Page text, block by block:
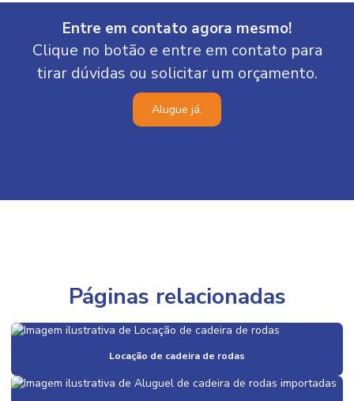
Entre em contato agora mesmo!
Clique no botão e entre em contato para
tirar dúvidas ou solicitar um orçamento.
Alugue já.
Páginas relacionadas
Locação de cadeira de rodas